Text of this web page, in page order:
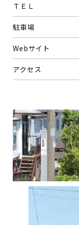
ＴＥＬ
駐車場
Webサイト
アクセス